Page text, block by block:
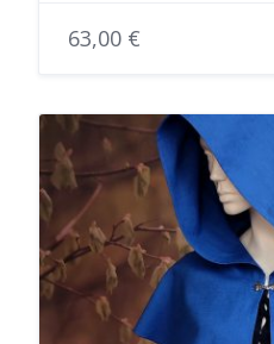
63,00 €